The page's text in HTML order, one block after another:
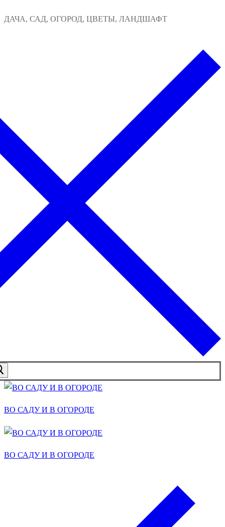
к
ДАЧА, САД, ОГОРОД, ЦВЕТЫ, ЛАНДШАФТ
ВО САДУ И В ОГОРОДЕ
ВО САДУ И В ОГОРОДЕ